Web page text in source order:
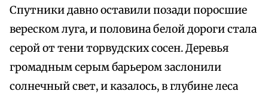
Спутники давно оставили позади поросшие
вереском луга, и половина белой дороги стала
серой от тени торвудских сосен. Деревья
громадным серым барьером заслонили
солнечный свет, и казалось, в глубине леса